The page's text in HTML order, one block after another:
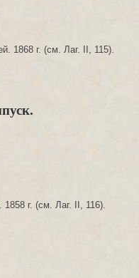
1868 г. (см. Лаг. II, 115).
г. (см. Лаг. II, 116).